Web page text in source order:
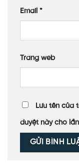
Email *
Trang web
Lưu tên của
duyệt này cho